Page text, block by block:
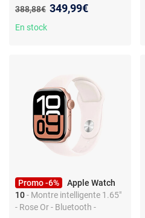
Ancien prix :
388,88€ Nouveau prix :
349,99€
En stock
Promo -6%
Apple Watch
10- Montre intelligente 1.65"
- Rose Or - Bluetooth -